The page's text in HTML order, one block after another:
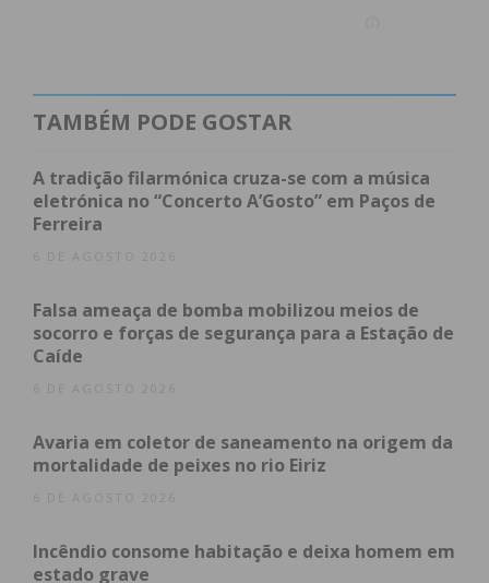
sócio gerente da empresa Luís Silva. Era casado e
tinha três filhos. “A obra que deixou fala mais que
Também o Partido Socialista de Paços de Ferreira
“É com grande pesar que vemos partir o camarada
Luís Silva, ex-presidente de junta de Figueiró pelo
PS, desempenhou o exercício das suas funções
sempre com grande empenho e dedicação durante
legado de exemplar conduta.
Um agradecimento aqui expresso de todos os
TAMBÉM PODE GOSTAR
A tradição filarmónica cruza-se com a música
eletrónica no “Concerto A’Gosto” em Paços de
Ferreira
6 DE AGOSTO 2026
Falsa ameaça de bomba mobilizou meios de
socorro e forças de segurança para a Estação de
Caíde
6 DE AGOSTO 2026
Avaria em coletor de saneamento na origem da
mortalidade de peixes no rio Eiriz
6 DE AGOSTO 2026
Incêndio consome habitação e deixa homem em
estado grave